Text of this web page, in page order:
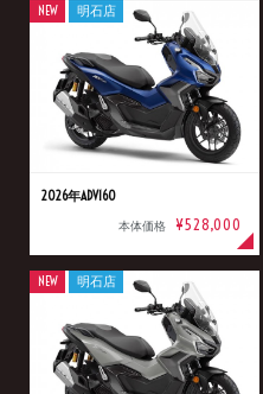
2026年ADV160
本体価格 ¥528,000
NEW 明石店
NEW 明石店